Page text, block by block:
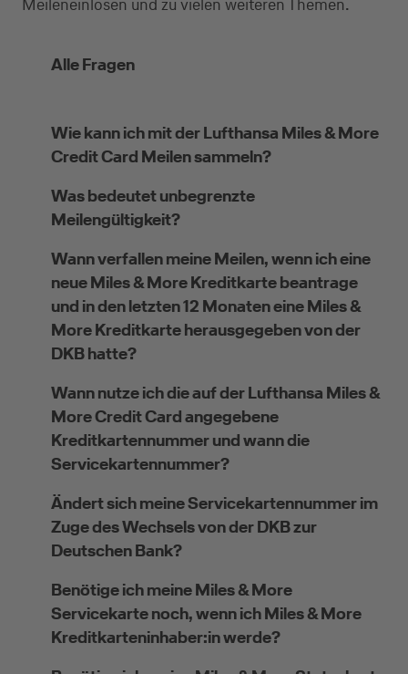
Alle Fragen
Wie kann ich mit der Lufthansa Miles & More
Credit Card Meilen sammeln?
Was bedeutet unbegrenzte
Meilengültigkeit?
Wann verfallen meine Meilen, wenn ich eine
neue Miles & More Kreditkarte beantrage
und in den letzten 12 Monaten eine Miles &
More Kreditkarte herausgegeben von der
DKB hatte?
Wann nutze ich die auf der Lufthansa Miles &
More Credit Card angegebene
Kreditkartennummer und wann die
Servicekartennummer?
Ändert sich meine Servicekartennummer im
Zuge des Wechsels von der DKB zur
Deutschen Bank?
Benötige ich meine Miles & More
Servicekarte noch, wenn ich Miles & More
Kreditkarteninhaber:in werde?